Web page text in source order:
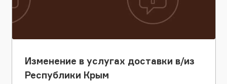
Изменение в услугах доставки в/из
Республики Крым